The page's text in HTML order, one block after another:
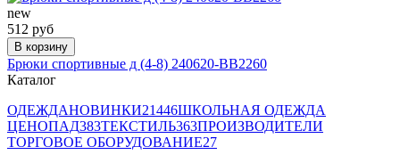
new
512 руб
В корзину
Брюки спортивные д (4-8) 240620-BB2260
Каталог
ОДЕЖДАНОВИНКИ21446ШКОЛЬНАЯ ОДЕЖДА
ЦЕНОПАД383ТЕКСТИЛЬ363ПРОИЗВОДИТЕЛИ
ТОРГОВОЕ ОБОРУДОВАНИЕ27